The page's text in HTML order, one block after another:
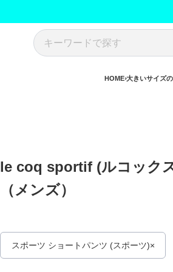
HOME 大きいサイズ
le coq sportif (ルコック
（メンズ）
スポーツ ショートパンツ (スポーツ)